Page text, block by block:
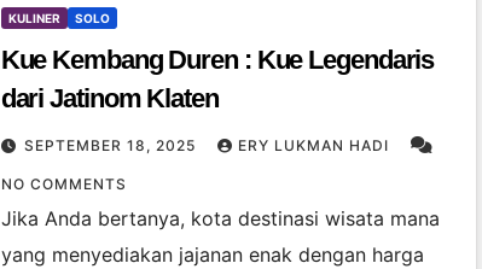
KULINER SOLO
Kue Kembang Duren : Kue Legendaris
dari Jatinom Klaten
SEPTEMBER 18, 2025 ERY LUKMAN HADI
NO COMMENTS
Jika Anda bertanya, kota destinasi wisata mana
yang menyediakan jajanan enak dengan harga